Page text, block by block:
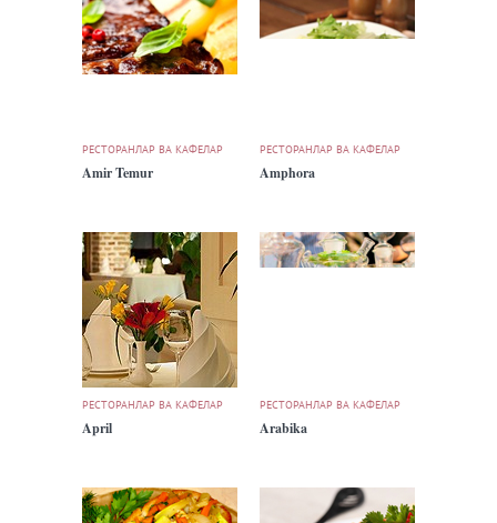
РЕСТОРАНЛАР ВА КАФЕЛАР
Amir Temur
РЕСТОРАНЛАР ВА КАФЕЛАР
Amphora
РЕСТОРАНЛАР ВА КАФЕЛАР
April
РЕСТОРАНЛАР ВА КАФЕЛАР
Arabika